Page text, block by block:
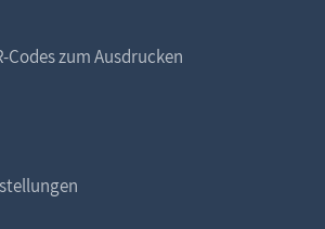
Codes zum Ausdrucken